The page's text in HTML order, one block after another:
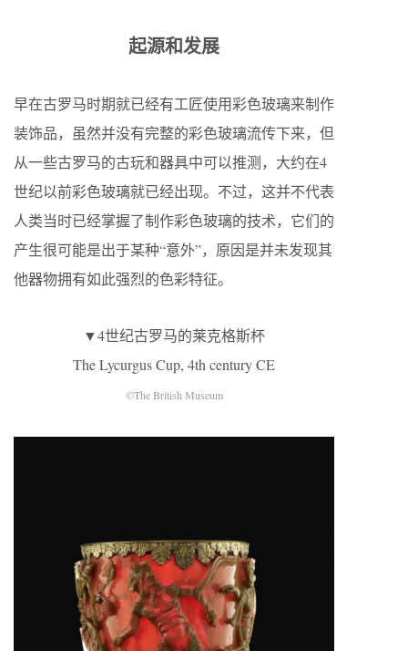
起源和发展
早在古罗马时期就已经有工匠使用彩色玻璃来制作
装饰品，虽然并没有完整的彩色玻璃流传下来，但
从一些古罗马的古玩和器具中可以推测，大约在4
世纪以前彩色玻璃就已经出现。不过，这并不代表
人类当时已经掌握了制作彩色玻璃的技术，它们的
产生很可能是出于某种“意外”，原因是并未发现其
他器物拥有如此强烈的色彩特征。
▼4世纪古罗马的莱克格斯杯
The Lycurgus Cup, 4th century CE
©The British Museum